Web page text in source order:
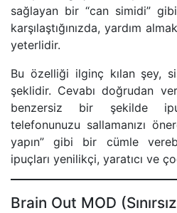
sağlayan bir “can simidi”
karşılaştığınızda, yardım
yeterlidir.
Bu özelliği ilginç kılan şey,
şeklidir. Cevabı doğrudan
benzersiz bir şekilde
telefonunuzu sallamanızı
yapın” gibi bir cümle
ipuçları yenilikçi, yaratıcı ve
Brain Out MOD